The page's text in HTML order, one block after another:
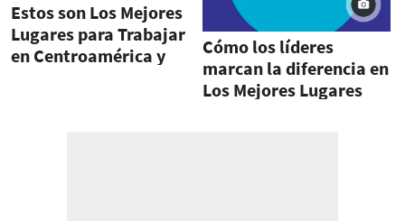
Estos son Los Mejores
Lugares para Trabajar
en Centroamérica y
Cómo los líderes
marcan la diferencia en
Los Mejores Lugares